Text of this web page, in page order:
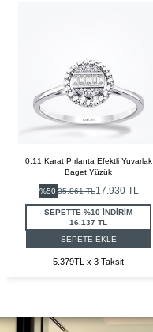
0.11 Karat Pırlanta Efektli Yuvarlak
Baget Yüzük
%5035.861TL17.930TL
SEPETTE %10 İNDİRİM
16.137 TL
SEPETE EKLE
5.379TL x 3 Taksit